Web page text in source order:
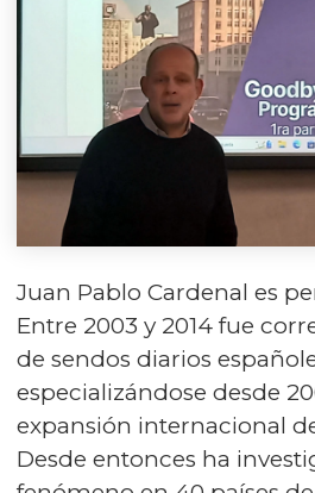
Juan Pablo Cardenal es
Entre 2003 y 2014 fue
de sendos diarios
especializándose desde
expansión internacional
Desde entonces ha